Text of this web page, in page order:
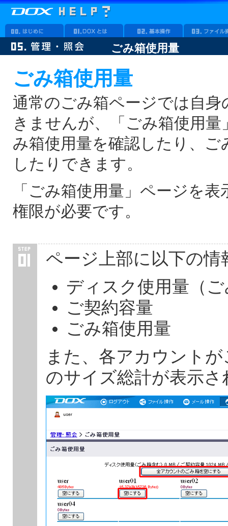
ごみ箱使用量
ごみ箱使用量
通常のごみ箱ページでは自
きませんが、「ごみ箱使用
み箱使用量を確認したり、
したりできます。
「ごみ箱使用量」ページを
権限が必要です。
ページ上部に以下の
ディスク使用量（
ご契約容量
ごみ箱使用量
また、各アカウント
のサイズ総計が表示さ